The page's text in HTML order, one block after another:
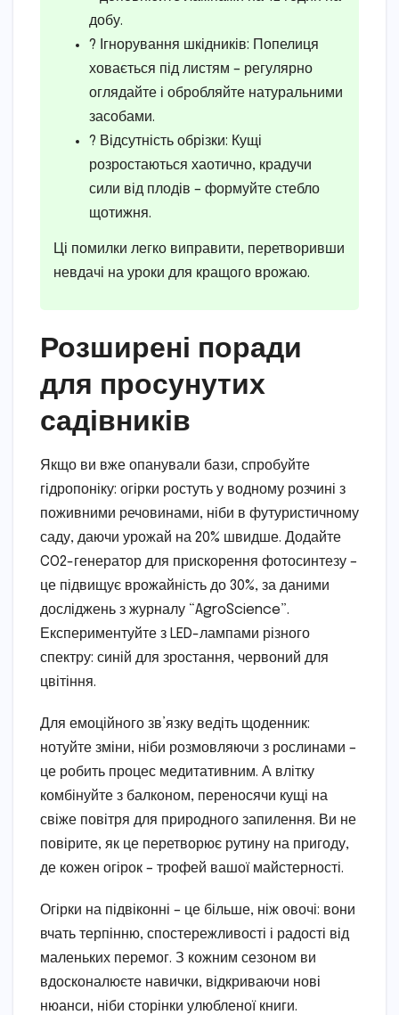
добу.
? Ігнорування шкідників: Попелиця
ховається під листям – регулярно
оглядайте і обробляйте натуральними
засобами.
? Відсутність обрізки: Кущі
розростаються хаотично, крадучи
сили від плодів – формуйте стебло
щотижня.
Ці помилки легко виправити, перетворивши
невдачі на уроки для кращого врожаю.
Розширені поради
для просунутих
садівників
Якщо ви вже опанували бази, спробуйте
гідропоніку: огірки ростуть у водному розчині з
поживними речовинами, ніби в футуристичному
саду, даючи урожай на 20% швидше. Додайте
CO2-генератор для прискорення фотосинтезу –
це підвищує врожайність до 30%, за даними
досліджень з журналу “AgroScience”.
Експериментуйте з LED-лампами різного
спектру: синій для зростання, червоний для
цвітіння.
Для емоційного зв’язку ведіть щоденник:
нотуйте зміни, ніби розмовляючи з рослинами –
це робить процес медитативним. А влітку
комбінуйте з балконом, переносячи кущі на
свіже повітря для природного запилення. Ви не
повірите, як це перетворює рутину на пригоду,
де кожен огірок – трофей вашої майстерності.
Огірки на підвіконні – це більше, ніж овочі: вони
вчать терпінню, спостережливості і радості від
маленьких перемог. З кожним сезоном ви
вдосконалюєте навички, відкриваючи нові
нюанси, ніби сторінки улюбленої книги.